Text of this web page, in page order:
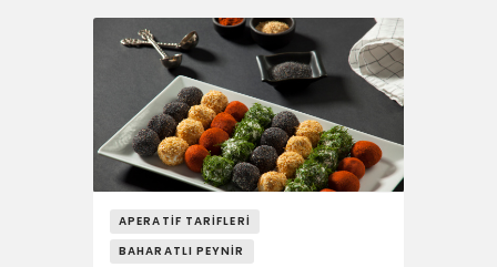
FIT
DRINK
BBQ 101
YAŞAM
SOSY’LE!
APERATIF TARIFLERI
BAHARATLI PEYNIR